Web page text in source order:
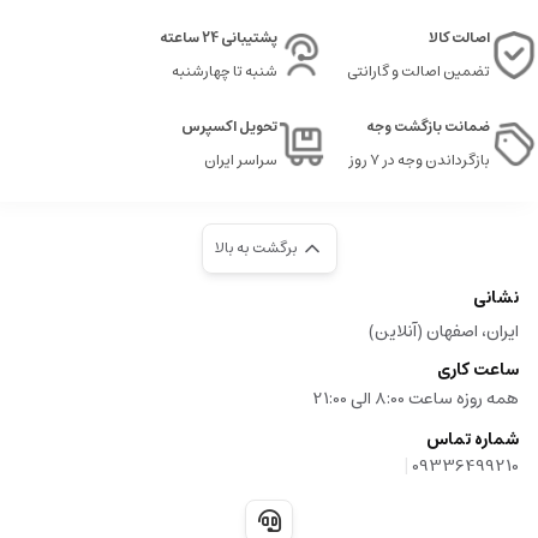
عطر گرمی چیست
عطرها یکی از قدیمی ترین و محبوب ترین وسایل آرایشی و بهداشتی در جهان هستند
که نقش مهمی در نشان دادن شخصیت، افزایش اعتماد به نفس و بهره مندی از رایحه
عطر گرمی که به آن اسانس گرمی هم گفته می شود، نوعی عطر است که با غلظت
بالایی از اسانس های عطری ساخته شده است. این نوع عطرها عموما غلظت حدود
پانزده تا سی درصد اسانس در ترکیب خود دارند، که باعث می شود ماندگاری و پخش
بوی بسیار بیشتری نسبت به عطرهای خالص تر و ارزان تر داشته باشند.
تفاوت های عطر گرمی با دیگر انواع عطر را بررسی می کنیم.
عطرهای خالص تر و ارزان تر مانند ادکلن ها، عموما غلظت اسانس کمتری دارند.
عطرهای گرمی رایحه ای قوی، ماندگار و غنی دارند که مدت زمان بیشتری روی پوست
اصالت کالا
تضمین اصالت و گارانتی
پشتیبانی 24 ساعته
شنبه تا چهارشنبه
ضمانت بازگشت وجه
بازگرداندن وجه در ۷ روز
تحویل اکسپرس
سراسر ایران
برگشت به بالا
نشانی
ایران، اصفهان (آنلاین)
ساعت کاری
همه روزه ساعت 8:00 الی 21:00
شماره تماس
09336499210
|